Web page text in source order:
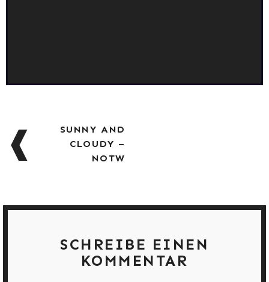
BEITRAGSNAVIGATION
SUNNY AND
CLOUDY –
NOTW
SCHREIBE EINEN
KOMMENTAR